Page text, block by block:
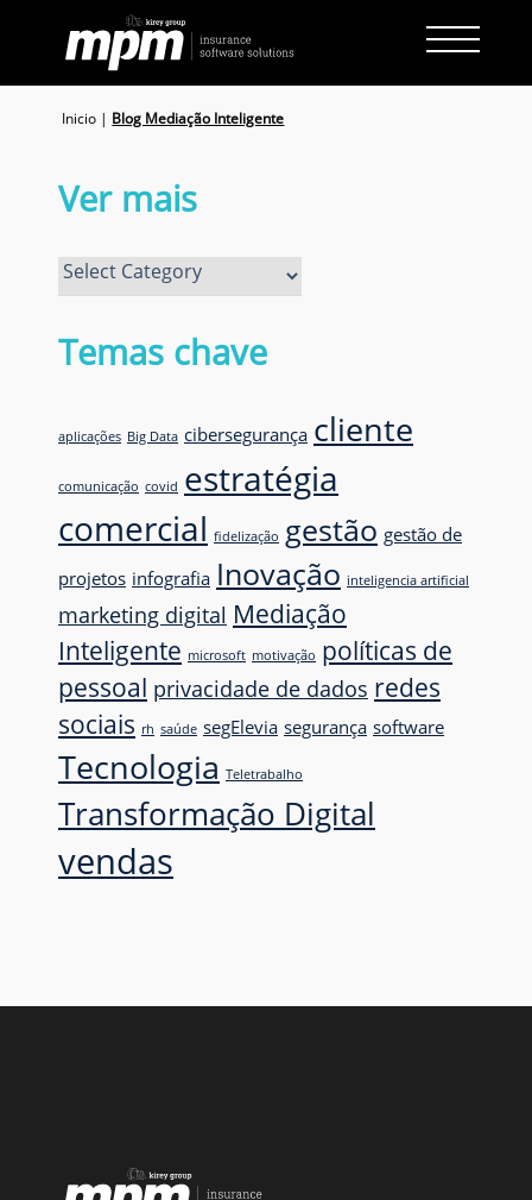
content
Inicio | Blog Mediação Inteligente
Ver mais
Ver
mais
Temas chave
aplicações Big Data cibersegurança cliente
comunicação covid estratégia
comercial fidelização gestão gestão de
projetos infografia Inovação inteligencia artificial
marketing digital Mediação
Inteligente microsoft motivação políticas de
pessoal privacidade de dados redes
sociais rh saúde segElevia segurança software
Tecnologia Teletrabalho
Transformação Digital
vendas